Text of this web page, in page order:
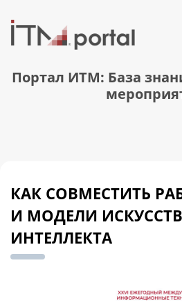
Портал ИТМ: База
КАК СОВМЕСТИТЬ
И МОДЕЛИ
ИНТЕЛЛЕКТА